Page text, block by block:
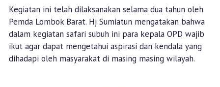
Kegiatan ini telah dilaksanakan selama dua tahun oleh
Pemda Lombok Barat. Hj Sumiatun mengatakan bahwa
dalam kegiatan safari subuh ini para kepala OPD wajib
ikut agar dapat mengetahui aspirasi dan kendala yang
dihadapi oleh masyarakat di masing masing wilayah.